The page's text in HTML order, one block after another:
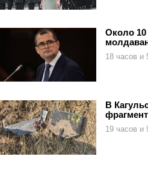
Около 10
18 часов и
В
19 часов и